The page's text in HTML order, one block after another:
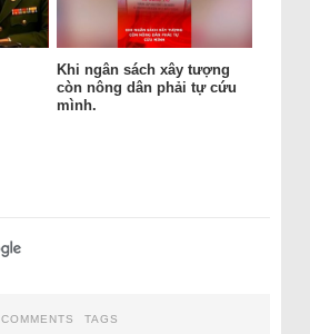
Khi ngân sách xây tượng
còn nông dân phải tự cứu
mình.
COMMENTS TAGS